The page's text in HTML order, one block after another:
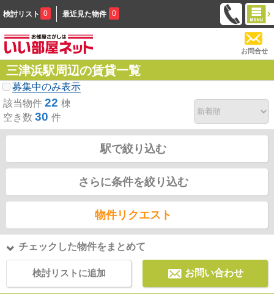
検討リスト 0 最近見た物件 0
お問合せ
三津浜駅周辺の賃貸一覧
募集中のみ表示
該当物件 22 棟
空き数 30 件
駅で絞り込む
さらに条件を絞り込む
物件リクエスト
チェックした物件をまとめて
検討リストに追加 お問い合わせ